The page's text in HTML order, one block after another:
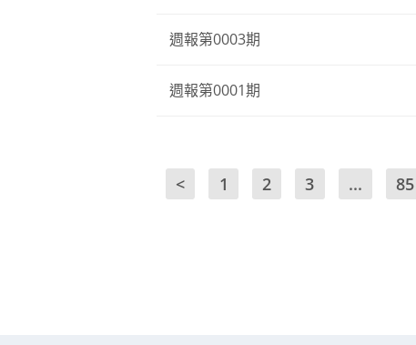
週報第0003期
週報第0001期
< 1 2 3 ... 85